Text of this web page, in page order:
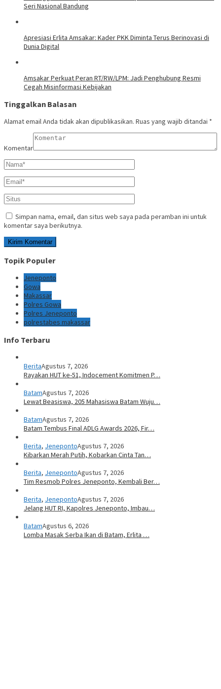
Seri Nasional Bandung
Apresiasi Erlita Amsakar: Kader PKK Diminta Terus Berinovasi di
Dunia Digital
Amsakar Perkuat Peran RT/RW/LPM: Jadi Penghubung Resmi
Cegah Misinformasi Kebijakan
Tinggalkan Balasan
Alamat email Anda tidak akan dipublikasikan. Ruas yang wajib ditandai *
Komentar
Simpan nama, email, dan situs web saya pada peramban ini untuk
komentar saya berikutnya.
Topik Populer
Jeneponto
Gowa
Makassar
Polres Gowa
Polres Jeneponto
polrestabes makassar
Info Terbaru
BeritaAgustus 7, 2026
Rayakan HUT ke-51, Indocement Komitmen P…
BatamAgustus 7, 2026
Lewat Beasiswa, 205 Mahasiswa Batam Wuju…
BatamAgustus 7, 2026
Batam Tembus Final ADLG Awards 2026, Fir…
Berita, JenepontoAgustus 7, 2026
Kibarkan Merah Putih, Kobarkan Cinta Tan…
Berita, JenepontoAgustus 7, 2026
Tim Resmob Polres Jeneponto, Kembali Ber…
Berita, JenepontoAgustus 7, 2026
Jelang HUT RI, Kapolres Jeneponto, Imbau…
BatamAgustus 6, 2026
Lomba Masak Serba Ikan di Batam, Erlita …